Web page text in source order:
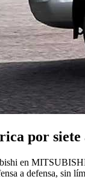
por siete
en
a defensa, sin